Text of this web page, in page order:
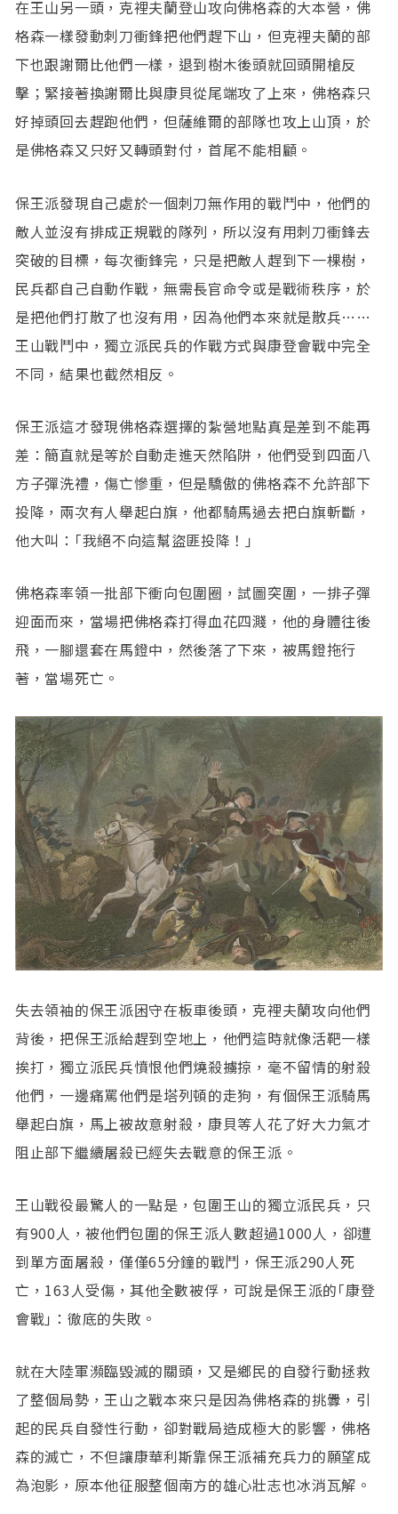
在王山另一頭，克裡夫蘭登山攻向佛格森的大本營，佛
格森一樣發動刺刀衝鋒把他們趕下山，但克裡夫蘭的部
下也跟謝爾比他們一樣，退到樹木後頭就回頭開槍反
擊；緊接著換謝爾比與康貝從尾端攻了上來，佛格森只
好掉頭回去趕跑他們，但薩維爾的部隊也攻上山頂，於
是佛格森又只好又轉頭對付，首尾不能相顧。
保王派發現自己處於一個刺刀無作用的戰鬥中，他們的
敵人並沒有排成正規戰的隊列，所以沒有用刺刀衝鋒去
突破的目標，每次衝鋒完，只是把敵人趕到下一棵樹，
民兵都自己自動作戰，無需長官命令或是戰術秩序，於
是把他們打散了也沒有用，因為他們本來就是散兵……
王山戰鬥中，獨立派民兵的作戰方式與康登會戰中完全
不同，結果也截然相反。
保王派這才發現佛格森選擇的紮營地點真是差到不能再
差：簡直就是等於自動走進天然陷阱，他們受到四面八
方子彈洗禮，傷亡慘重，但是驕傲的佛格森不允許部下
投降，兩次有人舉起白旗，他都騎馬過去把白旗斬斷，
他大叫：｢我絕不向這幫盜匪投降！｣
佛格森率領一批部下衝向包圍圈，試圖突圍，一排子彈
迎面而來，當場把佛格森打得血花四濺，他的身體往後
飛，一腳還套在馬鐙中，然後落了下來，被馬鐙拖行
著，當場死亡。
失去領袖的保王派困守在板車後頭，克裡夫蘭攻向他們
背後，把保王派給趕到空地上，他們這時就像活靶一樣
挨打，獨立派民兵憤恨他們燒殺擄掠，毫不留情的射殺
他們，一邊痛罵他們是塔列頓的走狗，有個保王派騎馬
舉起白旗，馬上被故意射殺，康貝等人花了好大力氣才
阻止部下繼續屠殺已經失去戰意的保王派。
王山戰役最驚人的一點是，包圍王山的獨立派民兵，只
有900人，被他們包圍的保王派人數超過1000人，卻遭
到單方面屠殺，僅僅65分鐘的戰鬥，保王派290人死
亡，163人受傷，其他全數被俘，可說是保王派的｢康登
會戰｣：徹底的失敗。
就在大陸軍瀕臨毀滅的關頭，又是鄉民的自發行動拯救
了整個局勢，王山之戰本來只是因為佛格森的挑釁，引
起的民兵自發性行動，卻對戰局造成極大的影響，佛格
森的滅亡，不但讓康華利斯靠保王派補充兵力的願望成
為泡影，原本他征服整個南方的雄心壯志也冰消瓦解。